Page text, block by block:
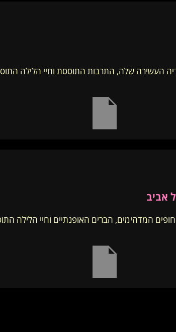
העשירה שלה, התרבות התוססת וחיי הלילה
אביב
המדהימים, הברים האופנתיים וחיי הלילה